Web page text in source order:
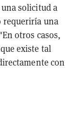
solicitud a
requeriría una
otros casos,
existe tal
con